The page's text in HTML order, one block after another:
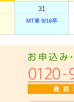
31
MT車 9/16卒